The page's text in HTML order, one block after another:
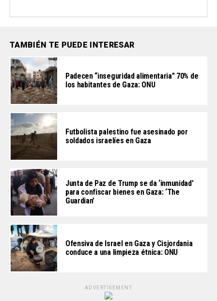
TAMBIÉN TE PUEDE INTERESAR
Padecen “inseguridad alimentaria” 70% de
los habitantes de Gaza: ONU
Futbolista palestino fue asesinado por
soldados israelíes en Gaza
Junta de Paz de Trump se da ‘inmunidad’
para confiscar bienes en Gaza: ‘The
Guardian’
Ofensiva de Israel en Gaza y Cisjordania
conduce a una limpieza étnica: ONU
ADVERTISEMENT